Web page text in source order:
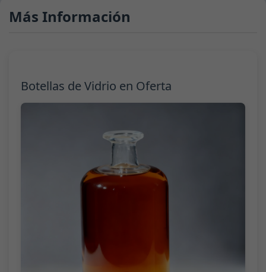
Más Información
Botellas de Vidrio en Oferta